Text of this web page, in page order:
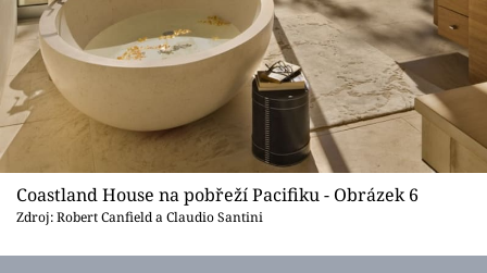
Coastland House na pobřeží Pacifiku - Obrázek 6
Zdroj: Robert Canfield a Claudio Santini